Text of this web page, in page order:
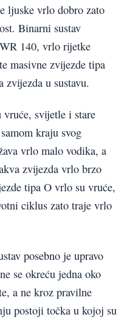
ljuske vrlo dobro zato
Binarni sustav
140, vrlo rijetke
masivne zvijezde tipa
u sustavu.
svijetle i stare
kraju svog
vrlo malo vodika, a
zvijezda vrlo brzo
tipa O vrlo su vruće,
ciklus zato traje vrlo
posebno je upravo
se okreću jedna oko
a ne kroz pravilne
postoji točka u kojoj su